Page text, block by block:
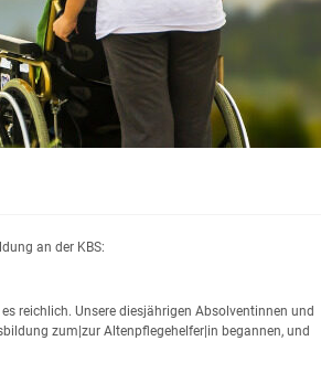
an der KBS:
reichlich. Unsere diesjährigen Absolventinnen und
zum|zur Altenpflegehelfer|in begannen, und